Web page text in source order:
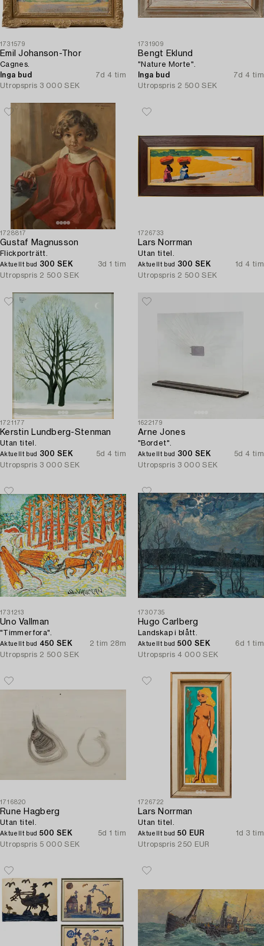
1731579
Emil Johanson-Thor
Cagnes.
Inga bud
7d 4 tim
Utropspris 3 000 SEK
1731909
Bengt Eklund
"Nature Morte".
Inga bud
7d 4 tim
Utropspris 2 500 SEK
1728817
Gustaf Magnusson
Flickporträtt.
Aktuellt bud 300 SEK
3d 1 tim
Utropspris 2 500 SEK
1726733
Lars Norrman
Utan titel.
Aktuellt bud 300 SEK
1d 4 tim
Utropspris 2 500 SEK
1721177
Kerstin Lundberg-Stenman
Utan titel.
Aktuellt bud 300 SEK
5d 4 tim
Utropspris 3 000 SEK
1622179
Arne Jones
"Bordet".
Aktuellt bud 300 SEK
5d 4 tim
Utropspris 3 000 SEK
1731213
Uno Vallman
"Timmerfora".
Aktuellt bud 450 SEK
2 tim 28m
Utropspris 2 500 SEK
1730735
Hugo Carlberg
Landskap i blått.
Aktuellt bud 500 SEK
6d 1 tim
Utropspris 4 000 SEK
1716820
Rune Hagberg
Utan titel.
Aktuellt bud 500 SEK
5d 1 tim
Utropspris 5 000 SEK
1726722
Lars Norrman
Utan titel.
Aktuellt bud 50 EUR
1d 3 tim
Utropspris 250 EUR